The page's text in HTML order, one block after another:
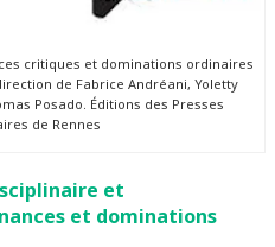
critiques et dominations ordinaires
de Fabrice Andréani, Yoletty
Posado. Éditions des Presses
de Rennes
et
et dominations